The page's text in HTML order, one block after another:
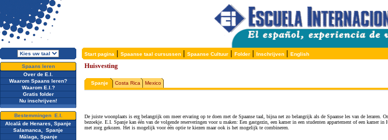
Start pagina | Spaanse taal cursussen | Spaanse Cultuur | Folder | Inschrijven | English
Spaans leren
Over de E.I.
Waarom Spaans leren?
Waarom E.I.?
Gratis folder
Nu inschrijven!
Bestemmingen E.I.
Alcalá de Henares, Spanje
Salamanca, Spanje
Málaga, Spanje
Huisvesting
Spanje Costa Rica Mexico
De juiste woonplaats is erg belangrijk om meer ervaring op te doen met de Spaanse taal, bijna net zo belangrijk als de Spaanse les van de leraren.
bezoekje. E.I. Spanje kan één van de volgende reserveringen voor u maken: Een gastgezin, een kamer in een studenten appartement of een
met zorg gekozen. Het is mogelijk voor één optie te kiezen maar ook is het mogelijk te combineren.